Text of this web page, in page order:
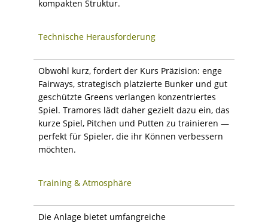
kompakten Struktur.
Technische Herausforderung
Obwohl kurz, fordert der Kurs Präzision: enge
Fairways, strategisch platzierte Bunker und gut
geschützte Greens verlangen konzentriertes
Spiel. Tramores lädt daher gezielt dazu ein, das
kurze Spiel, Pitchen und Putten zu trainieren —
perfekt für Spieler, die ihr Können verbessern
möchten.
Training & Atmosphäre
Die Anlage bietet umfangreiche